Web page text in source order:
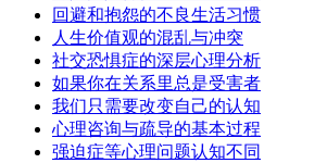
回避和抱怨的不良生活习惯
人生价值观的混乱与冲突
社交恐惧症的深层心理分析
如果你在关系里总是受害者
我们只需要改变自己的认知
心理咨询与疏导的基本过程
强迫症等心理问题认知不同